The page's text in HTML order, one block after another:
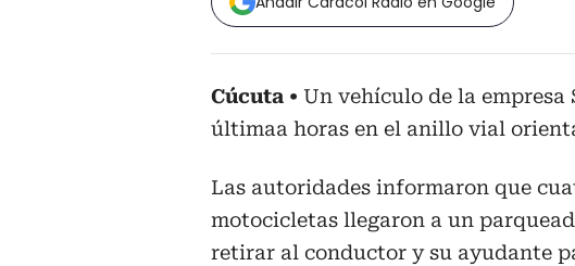
Cúcuta
Un vehículo de la
últimaa horas en el anillo vial
Las autoridades informaron que
motocicletas llegaron a un
retirar al conductor y su ayudante